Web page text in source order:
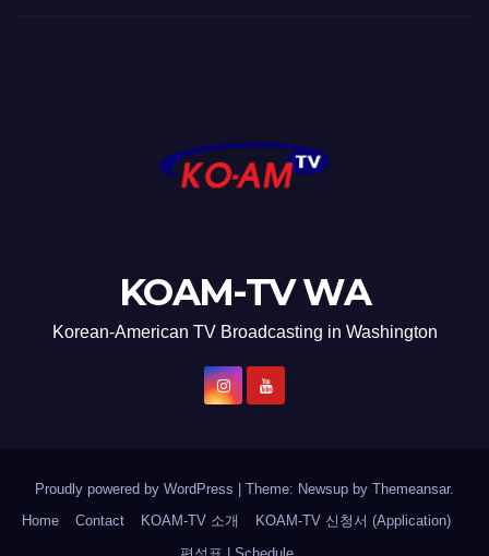
KOAM-TV WA
Korean-American TV Broadcasting in Washington
Proudly powered by WordPress Theme: Newsup by Themeansar.
Home
Contact KOAM-TV 소개
KOAM-TV 신청서 (Application)